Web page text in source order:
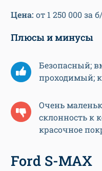
Цена: от 1 250 000 за
Плюсы и минусы
Безопасный;
проходимый;
Очень
склонность к
красочное
Ford S-MAX